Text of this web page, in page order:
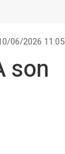
06/2026 11:05
son